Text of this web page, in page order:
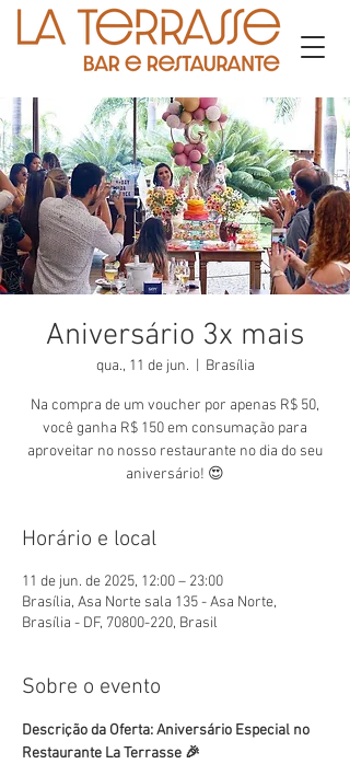
Aniversário 3x mais
qua., 11 de jun. Brasília
Na compra de um voucher por apenas R$ 50,
você ganha R$ 150 em consumação para
aproveitar no nosso restaurante no dia do seu
aniversário! 😍
Horário e local
11 de jun. de 2025, 12:00 – 23:00
Brasília, Asa Norte sala 135 - Asa Norte,
Brasília - DF, 70800-220, Brasil
Sobre o evento
Descrição da Oferta: Aniversário Especial no
Restaurante La Terrasse 🎉